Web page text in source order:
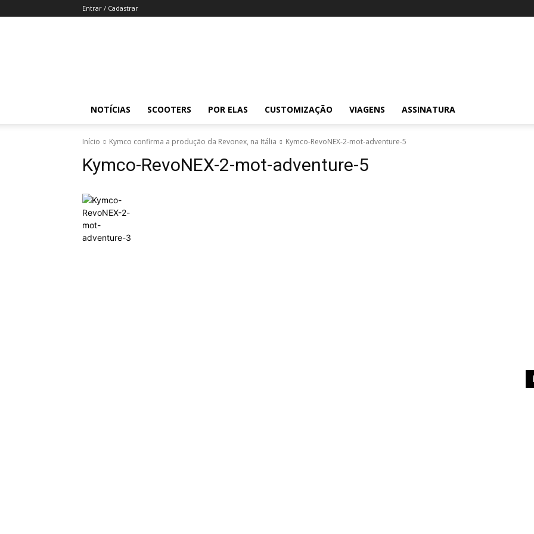
Entrar / Cadastrar
NOTÍCIAS SCOOTERS POR ELAS CUSTOMIZAÇÃO VIAGENS ASSINATURA
Início Kymco confirma a produção da Revonex, na Itália Kymco-RevoNEX-2-mot-adventure-5
Kymco-RevoNEX-2-mot-adventure-5